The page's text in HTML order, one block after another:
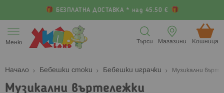
БЕЗПЛАТНА ДОСТАВКА * над 45.50 €
към
съдържанието
Меню Кошница (
Магазини
Търси
Начало Бебешки стоки Бебешки играчки Музикални
Музикални въртележки